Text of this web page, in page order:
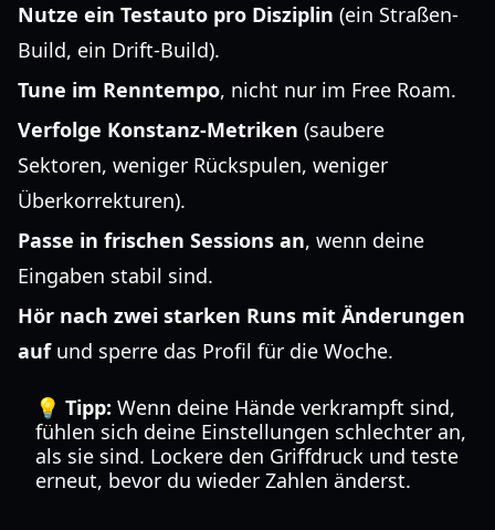
Nutze ein Testauto pro Disziplin (ein Straßen-
Build, ein Drift-Build).
Tune im Renntempo, nicht nur im Free Roam.
Verfolge Konstanz-Metriken (saubere
Sektoren, weniger Rückspulen, weniger
Überkorrekturen).
Passe in frischen Sessions an, wenn deine
Eingaben stabil sind.
Hör nach zwei starken Runs mit Änderungen
aufund sperre das Profil für die Woche.
💡 Tipp: Wenn deine Hände verkrampft sind,
fühlen sich deine Einstellungen schlechter an,
als sie sind. Lockere den Griffdruck und teste
erneut, bevor du wieder Zahlen änderst.